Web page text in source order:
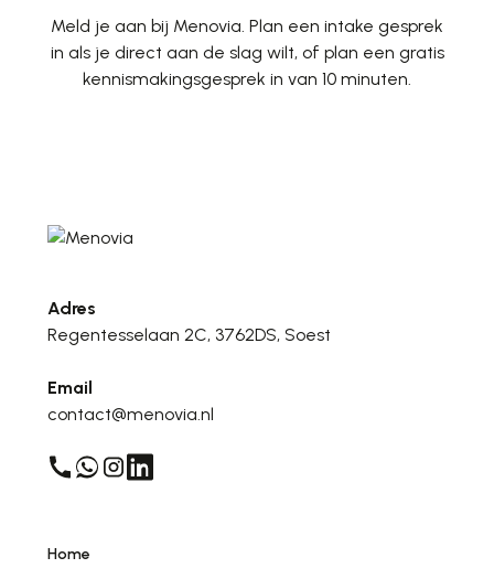
Meld je aan bij Menovia. Plan een intake gesprek
in als je direct aan de slag wilt, of plan een gratis
kennismakingsgesprek in van 10 minuten.
Adres
Regentesselaan 2C, 3762DS, Soest
Email
contact@menovia.nl
Home